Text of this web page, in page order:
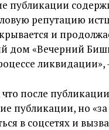
публикации
репутацию
и
дом «Вечерний
после
публикации, но
в соцсетях и